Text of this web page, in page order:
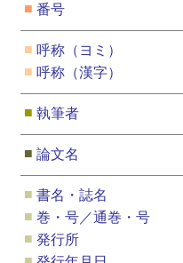
■ 番号
■ 呼称（ヨミ）
■ 呼称（漢字）
■ 執筆者
■ 論文名
■ 書名・誌名
■ 巻・号／通巻・号
■ 発行所